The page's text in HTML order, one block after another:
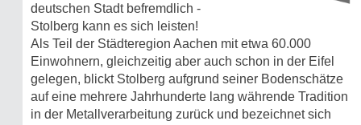
deutschen Stadt befremdlich -
Stolberg kann es sich leisten!
Als Teil der Städteregion Aachen mit etwa 60.000
Einwohnern, gleichzeitig aber auch schon in der Eifel
gelegen, blickt Stolberg aufgrund seiner Bodenschätze
auf eine mehrere Jahrhunderte lang währende Tradition
in der Metallverarbeitung zurück und bezeichnet sich